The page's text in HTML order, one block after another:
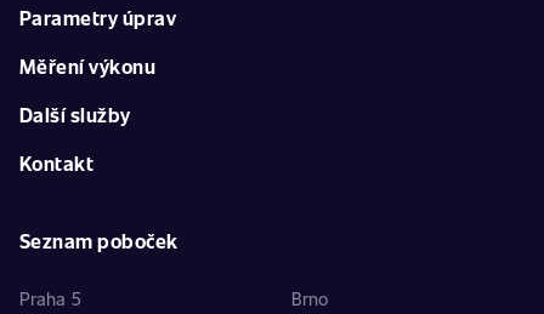
Parametry úprav
Měření výkonu
Další služby
Kontakt
Seznam poboček
Praha 5
Brno